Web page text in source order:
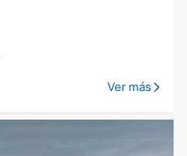
Ver más